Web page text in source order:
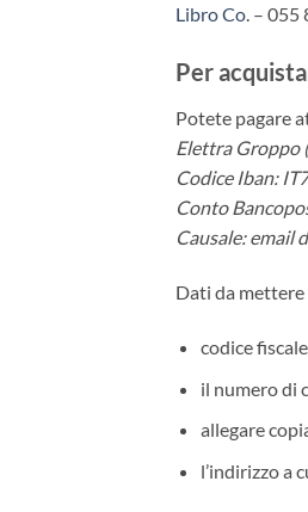
Libro Co . –
Per
Potete pagare
Elettra Groppo
Codice Iban:
Conto
Causale: email
Dati da mettere
codice
il numero di
allegare
l’indirizzo a